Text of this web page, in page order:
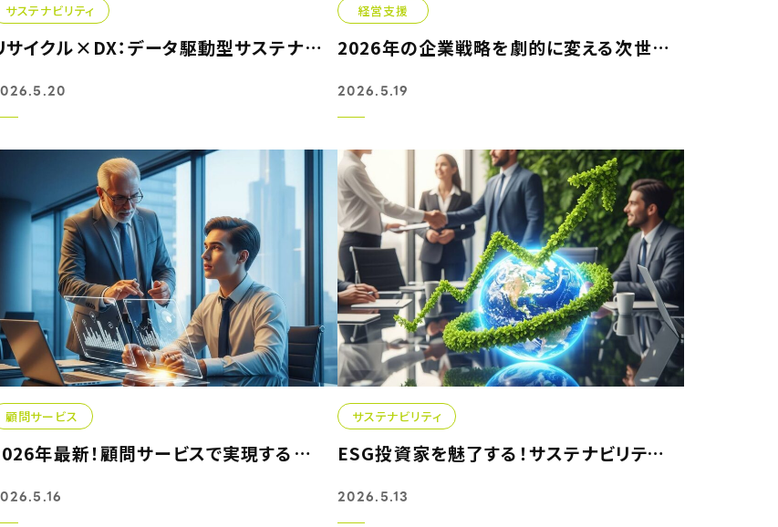
サステナビリティ
リサイクル×DX：データ駆動型サステナビリティ経営の最新成功...
経営支援
2026年の企業戦略を劇的に変える次世代コンサルティングの選び方
2026.5.19
顧問サービス
2026年最新！顧問サービスで実現する次世代リーダーの育て方
サステナビリティ
ESG投資家を魅了する！サステナビリティ重視の経営支援プログ...
2026.5.13